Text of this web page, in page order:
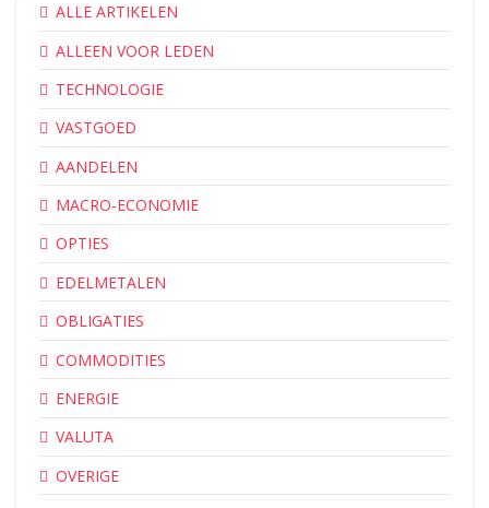
ALLE ARTIKELEN
ALLEEN VOOR LEDEN
TECHNOLOGIE
VASTGOED
AANDELEN
MACRO-ECONOMIE
OPTIES
EDELMETALEN
OBLIGATIES
COMMODITIES
ENERGIE
VALUTA
OVERIGE